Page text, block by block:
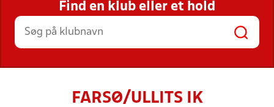
STILLINGER, RESULTATER, KLUBBER OG
HOLD
Find en klub eller et hold
FARSØ/ULLITS IK